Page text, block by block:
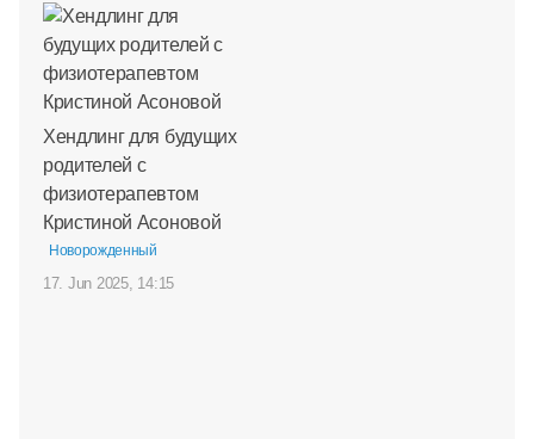
Хендлинг для будущих
родителей с
физиотерапевтом
Кристиной Асоновой
Новорожденный
17. Jun 2025, 14:15